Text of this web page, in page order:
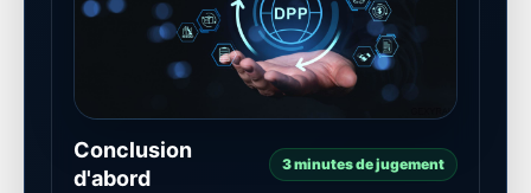
Conclusion
d'abord
3 minutes de jugement